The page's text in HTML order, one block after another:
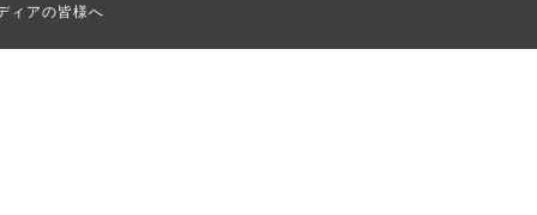
ィアの皆様へ